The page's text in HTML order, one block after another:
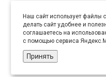
права
Юр. адрес : 105005, г.
Наш сайт использует файлы
делать сайт удобнее и
соглашаетесь на
с помощью сервиса
Принять